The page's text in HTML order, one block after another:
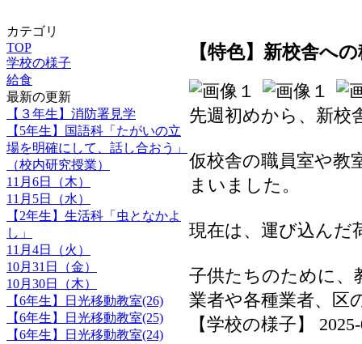
カテゴリ
TOP
学校の様子
給食
最新の更新
【３年生】消防署見学
【5年生】国語科「たがいの立
場を明確にして、話し合おう」
（校内研究授業）
11月6日（木）
11月5日（水）
【2年生】生活科「虫となかよ
し」
11月4日（火）
10月31日（金）
10月30日（木）
【6年生】日光移動教室(26)
【6年生】日光移動教室(25)
【6年生】日光移動教室(24)
【特色】新校舎へ
先週初めから、新校
仮校舎の職員室や教
まいました。
現在は、運び込んだ
子供たちのために、
業者や各種業者、区
【学校の様子】